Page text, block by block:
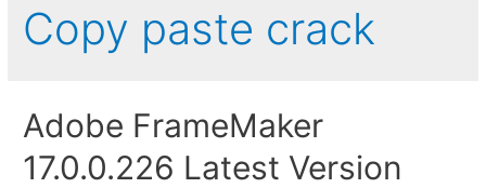
Copy paste crack
Adobe FrameMaker
17.0.0.226 Latest Version